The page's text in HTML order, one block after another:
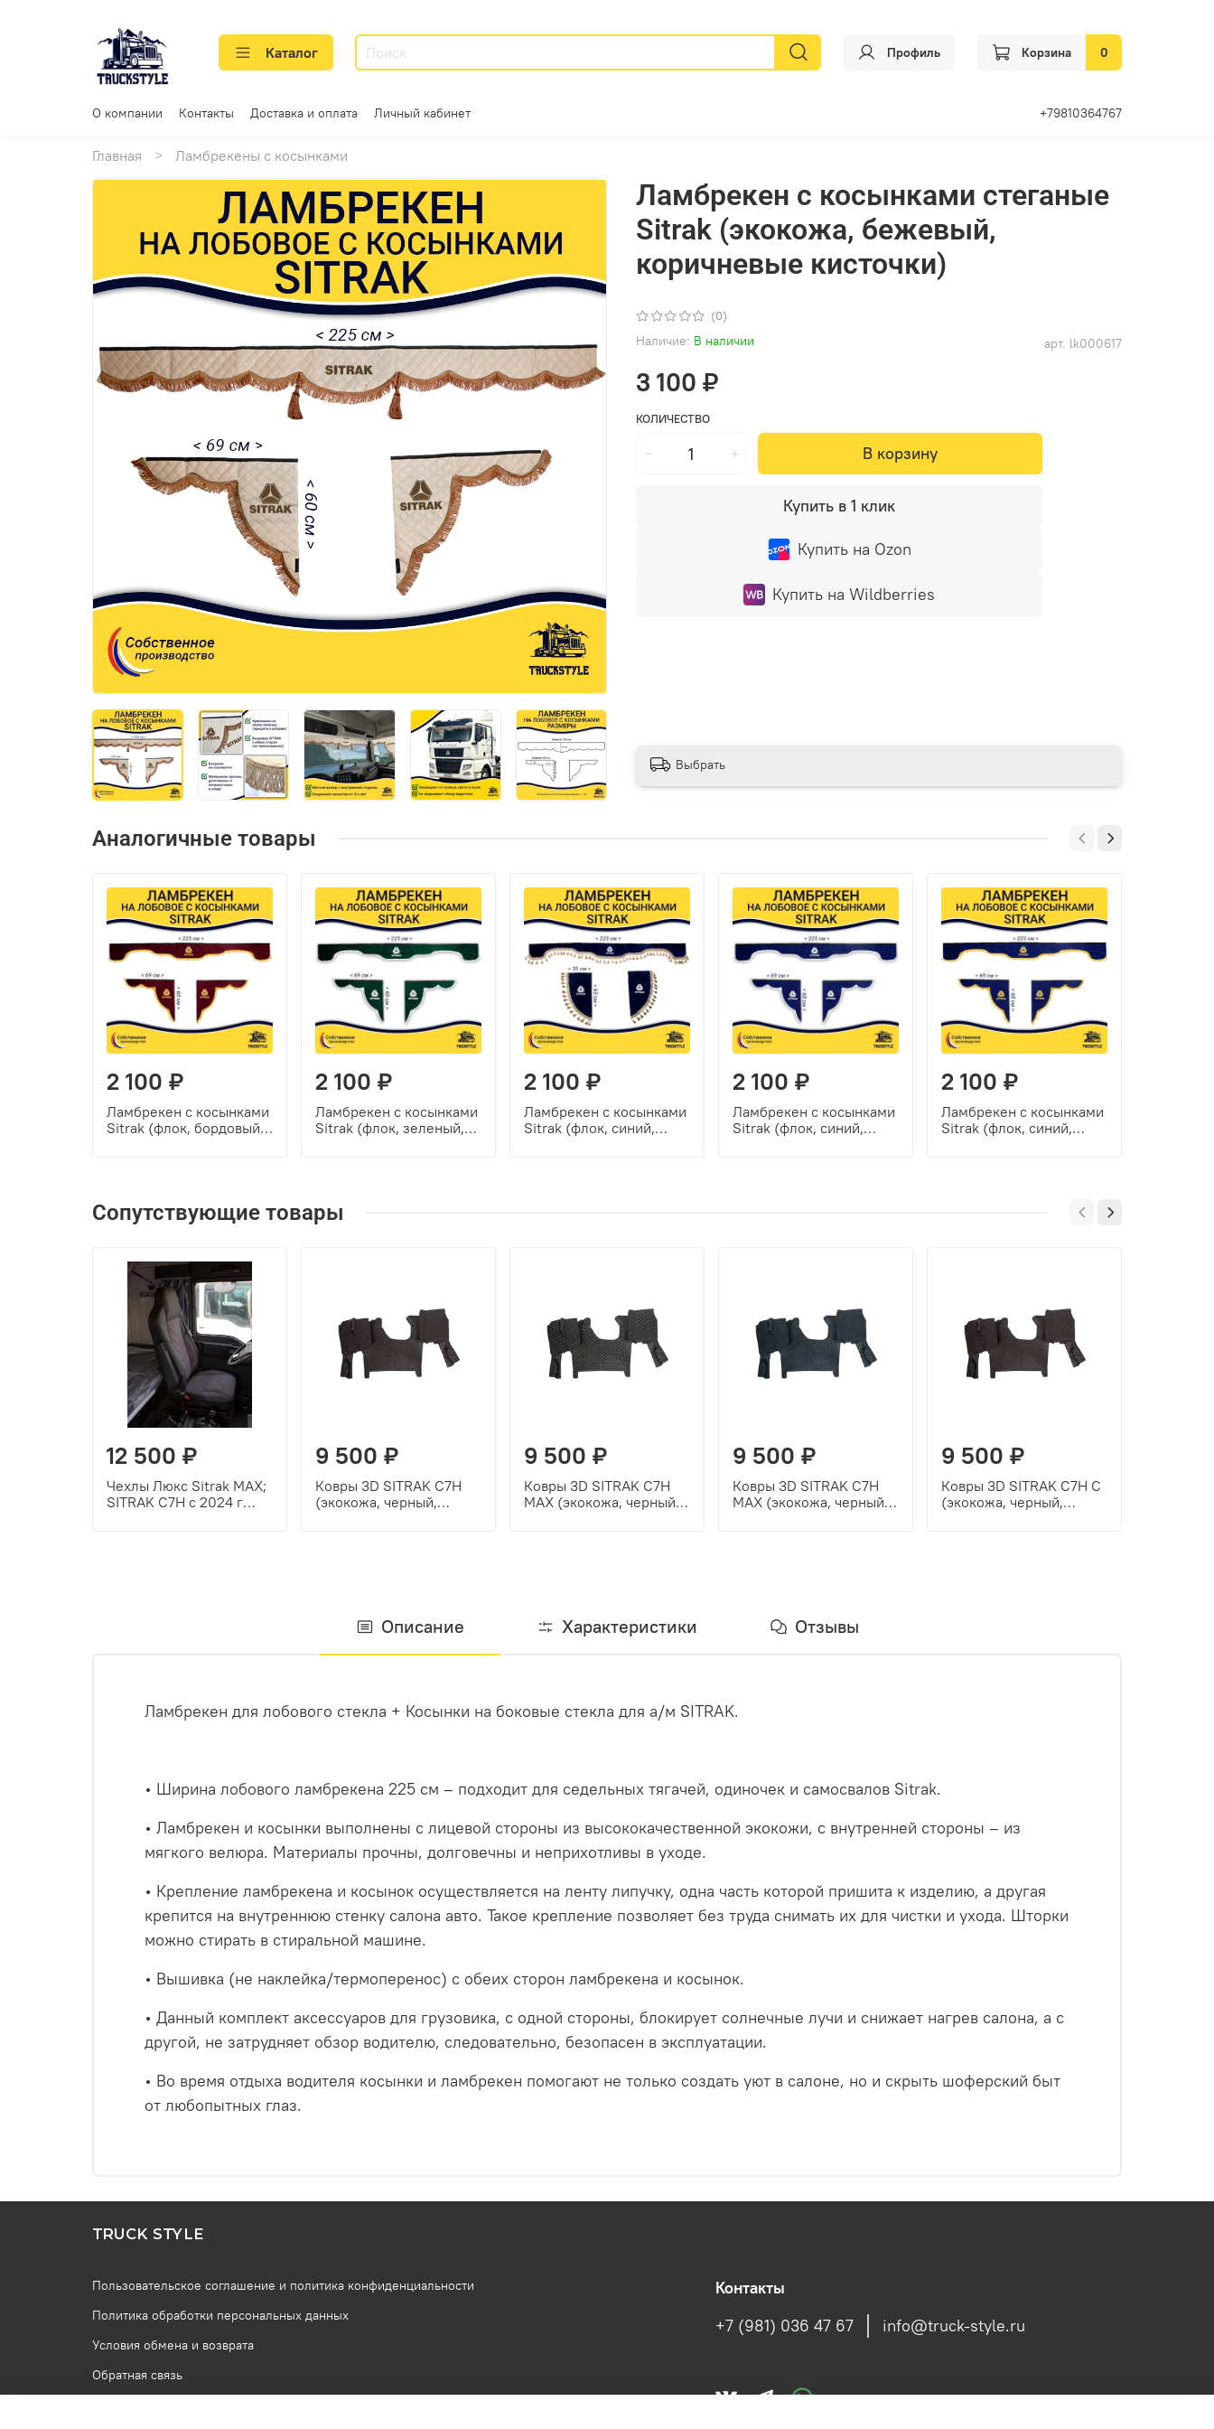
Каталог Профиль Корзина 0
О компании Контакты Доставка и оплата Личный кабинет +79810364767
Главная Ламбрекены с косынками
(0)
арт. lk000617
Наличие: В наличии
Ламбрекен с косынками стеганые
Sitrak (экокожа, бежевый,
коричневые кисточки)
3 100 ₽
КОЛИЧЕСТВО
В корзину
Купить в 1 клик
Купить на Ozon
Купить на Wildberries
Выбрать
Аналогичные товары
2 100 ₽
Ламбрекен с косынками
Sitrak (флок, бордовый,
2 100 ₽
Ламбрекен с косынками
Sitrak (флок, зеленый,
2 100 ₽
Ламбрекен с косынками
Sitrak (флок, синий,
2 100 ₽
Ламбрекен с косынками
Sitrak (флок, синий,
2 100 ₽
Ламбрекен с косынками
Sitrak (флок, синий,
Сопутствующие товары
12 500 ₽
Чехлы Люкс Sitrak MAX;
SITRAK C7H с 2024 г
9 500 ₽
Ковры 3D SITRAK C7H
(экокожа, черный,
9 500 ₽
Ковры 3D SITRAK C7H
MAX (экокожа, черный,
9 500 ₽
Ковры 3D SITRAK C7H
MAX (экокожа, черный,
9 500 ₽
Ковры 3D SITRAK C7H С
(экокожа, черный,
Описание Характеристики Отзывы
Ламбрекен для лобового стекла + Косынки на боковые стекла для а/м SITRAK.
• Ширина лобового ламбрекена 225 см – подходит для седельных тягачей, одиночек и самосвалов Sitrak.
• Ламбрекен и косынки выполнены с лицевой стороны из высококачественной экокожи, с внутренней стороны – из
мягкого велюра. Материалы прочны, долговечны и неприхотливы в уходе.
• Крепление ламбрекена и косынок осуществляется на ленту липучку, одна часть которой пришита к изделию, а другая
крепится на внутреннюю стенку салона авто. Такое крепление позволяет без труда снимать их для чистки и ухода. Шторки
можно стирать в стиральной машине.
• Вышивка (не наклейка/термоперенос) с обеих сторон ламбрекена и косынок.
• Данный комплект аксессуаров для грузовика, с одной стороны, блокирует солнечные лучи и снижает нагрев салона, а с
другой, не затрудняет обзор водителю, следовательно, безопасен в эксплуатации.
• Во время отдыха водителя косынки и ламбрекен помогают не только создать уют в салоне, но и скрыть шоферский быт
от любопытных глаз.
TRUCK STYLE
Пользовательское соглашение и политика конфиденциальности
Политика обработки персональных данных
Условия обмена и возврата
Обратная связь
Контакты
+7 (981) 036 47 67
info@truck-style.ru